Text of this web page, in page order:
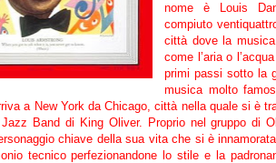
nome è Louis
compiuto
città dove la
come l’aria o
primi passi sotto la
musica molto
a New York da Chicago, città nella quale si è
Band di King Oliver. Proprio nel gruppo di
chiave della sua vita che si è
tecnico perfezionandone lo stile e la